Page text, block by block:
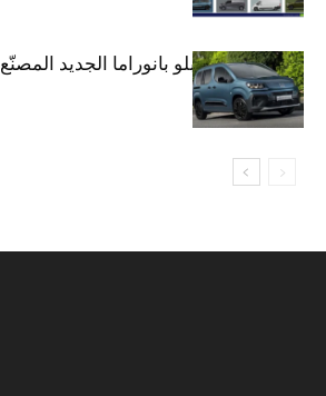
فيات تطلق دوبلو بانوراما الجديد المصنّع
في الجزائر